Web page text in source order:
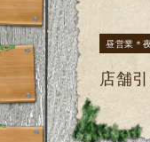
昼営業＊
店舗